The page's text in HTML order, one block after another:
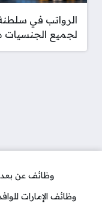
لجميع الجنسيات
وظائف عن بعد
وظائف الإمارات